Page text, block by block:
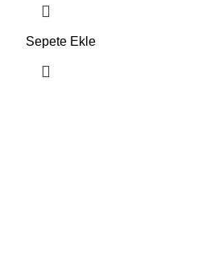
Sepete Ekle